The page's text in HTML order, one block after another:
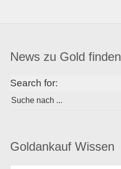
News zu Gold finden
Search for:
Goldankauf Wissen